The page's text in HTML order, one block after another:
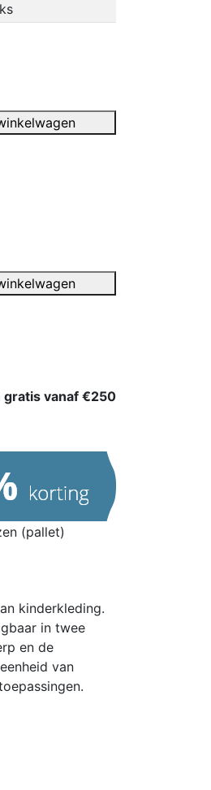
gratis vanaf €250
(pallet)
kinderkleding.
in twee
en de
van